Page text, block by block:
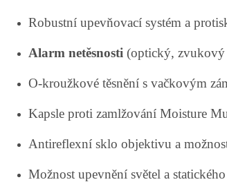
Robustní upevňovací systém a
Alarm netěsnosti (optický,
O-kroužkové těsnění s vačkovým
Kapsle proti zamlžování Moisture
Antireflexní sklo objektivu a
Možnost upevnění světel a